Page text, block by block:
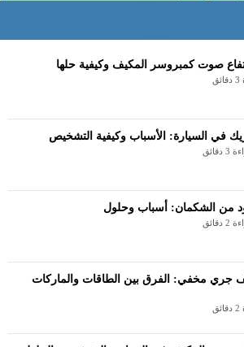
صوت كمبروسر المكيف وكيفية حلها
في السيارة: الأسباب وكيفية التشخيص
من الشكمان: أسباب وحلول
جري مخفي: الفرق بين الطاقات والماركات